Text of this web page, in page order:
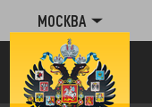
МОСКВА